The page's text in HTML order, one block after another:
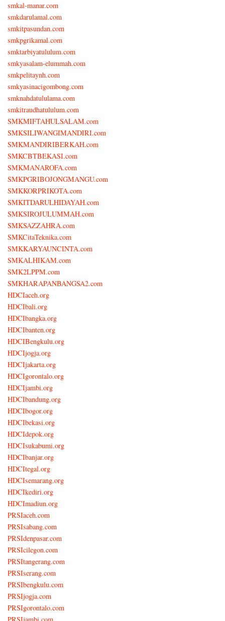
smkal-manar.com
smkdarulamal.com
smkitpasundan.com
smkpgrikamal.com
smktarbiyatululum.com
smkyasalam-elummah.com
smkpelitaynh.com
smkyasinacigombong.com
smknahdatululama.com
smkitraudhatululum.com
SMKMIFTAHULSALAM.com
SMKSILIWANGIMANDIRI.com
SMKMANDIRIBERKAH.com
SMKCBTBEKASI.com
SMKMANAROFA.com
SMKPGRIBOJONGMANGU.com
SMKKORPRIKOTA.com
SMKITDARULHIDAYAH.com
SMKSIROJULUMMAH.com
SMKSAZZAHRA.com
SMKCitaTeknika.com
SMKKARYAUNCINTA.com
SMKALHIKAM.com
SMK2LPPM.com
SMKHARAPANBANGSA2.com
HDCIaceh.org
HDCIbali.org
HDCIbangka.org
HDCIbanten.org
HDCIBengkulu.org
HDCIjogja.org
HDCIjakarta.org
HDCIgorontalo.org
HDCIjambi.org
HDCIbandung.org
HDCIbogor.org
HDCIbekasi.org
HDCIdepok.org
HDCIsukabumi.org
HDCIbanjar.org
HDCItegal.org
HDCIsemarang.org
HDCIkediri.org
HDCImadiun.org
PRSIaceh.com
PRSIsabang.com
PRSIdenpasar.com
PRSIcilegon.com
PRSItangerang.com
PRSIserang.com
PRSIbengkulu.com
PRSIjogja.com
PRSIgorontalo.com